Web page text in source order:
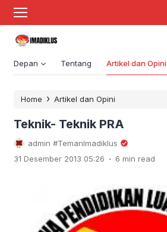
Depan Tentang Artikel dan Opini
Home › Artikel dan Opini
Teknik- Teknik PRA
admin #TemanImadiklus
31 Desember 2013 05:26 . 6 min read